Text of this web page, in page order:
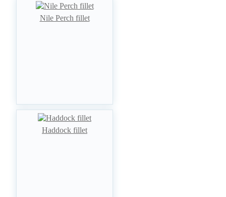
Nile Perch fillet
Haddock fillet